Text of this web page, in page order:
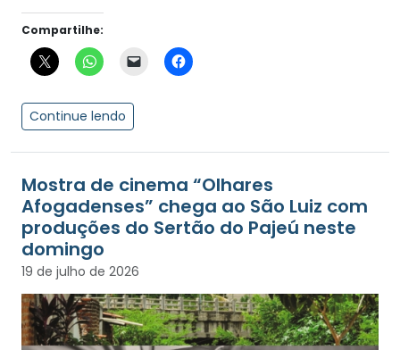
Compartilhe:
Continue lendo
Mostra de cinema “Olhares
Afogadenses” chega ao São Luiz com
produções do Sertão do Pajeú neste
domingo
19 de julho de 2026